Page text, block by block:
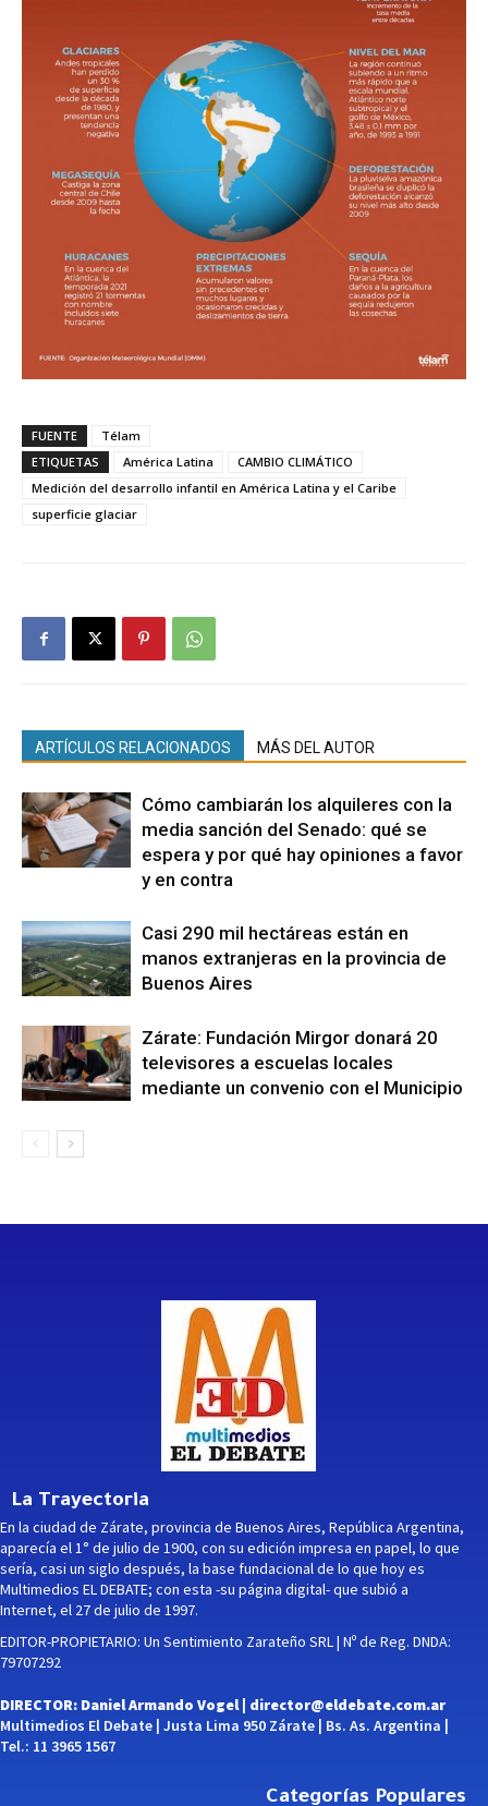
FUENTE
Télam
ETIQUETAS
América Latina
CAMBIO CLIMÁTICO
Medición del desarrollo infantil en América Latina y el Caribe
superficie glaciar
ARTÍCULOS RELACIONADOS MÁS DEL AUTOR
Cómo cambiarán los alquileres con la
media sanción del Senado: qué se
espera y por qué hay opiniones a favor
y en contra
Casi 290 mil hectáreas están en
manos extranjeras en la provincia de
Buenos Aires
Zárate: Fundación Mirgor donará 20
televisores a escuelas locales
mediante un convenio con el Municipio
La Trayectoria
En la ciudad de Zárate, provincia de Buenos Aires, República Argentina,
aparecía el 1° de julio de 1900, con su edición impresa en papel, lo que
sería, casi un siglo después, la base fundacional de lo que hoy es
Multimedios EL DEBATE; con esta -su página digital- que subió a
Internet, el 27 de julio de 1997.
EDITOR-PROPIETARIO: Un Sentimiento Zarateño SRL | Nº de Reg. DNDA:
79707292
DIRECTOR: Daniel Armando Vogel | director@eldebate.com.ar
Multimedios El Debate | Justa Lima 950 Zárate | Bs. As. Argentina |
Tel.: 11 3965 1567
Categorías Populares